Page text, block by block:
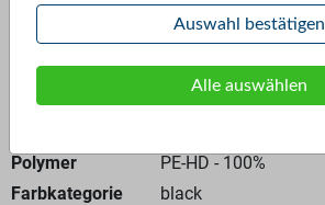
Polymer
PE-HD - 100%
Farbkategorie
black
Auswahl bestätigen
Alle auswählen